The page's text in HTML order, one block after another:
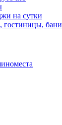
на сутки
гостиницы, бани